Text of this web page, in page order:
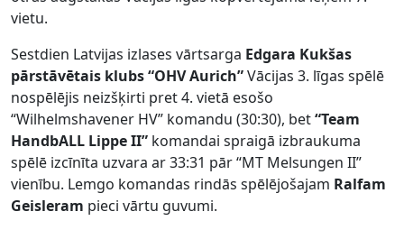
vietu.
Sestdien Latvijas izlases vārtsarga Edgara Kukšas
pārstāvētais klubs “OHV Aurich”Vācijas 3. līgas spēlē
nospēlējis neizšķirti pret 4. vietā esošo
“Wilhelmshavener HV” komandu (30:30), bet“Team
HandbALL Lippe II” komandai spraigā izbraukuma
spēlē izcīnīta uzvara ar 33:31 pār “MT Melsungen II”
vienību. Lemgo komandas rindās spēlējošajam Ralfam
Geisleram pieci vārtu guvumi.